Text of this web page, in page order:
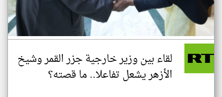
لقاء بين وزير خارجية جزر القمر وشيخ
الأزهر يشعل تفاعلا.. ما قصته؟